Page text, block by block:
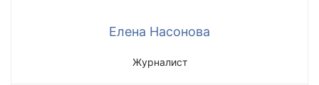
Елена Насонова
Журналист